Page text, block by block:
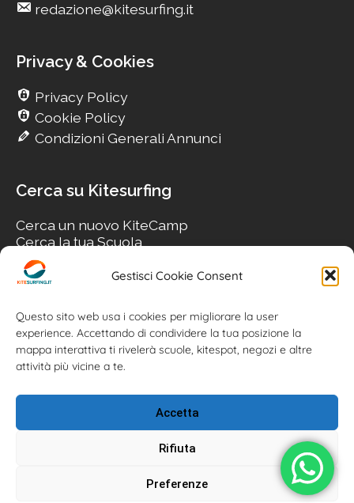
Gestisci Cookie Consent
Questo sito web usa i cookies per migliorare la user
experience. Accettando di condividere la tua posizione la
mappa interattiva ti rivelerà scuole, kitespot, negozi e altre
attività più vicine a te.
Accetta
Rifiuta
Preferenze
redazione@kitesurfing.it
Privacy & Cookies
Privacy Policy
Cookie Policy
Condizioni Generali Annunci
Cerca su Kitesurfing
Cerca un nuovo KiteCamp
Cerca la tua Scuola
Cerca il tuo KiteSpot
Cerca Accommodation
Cerca il tuo Usato